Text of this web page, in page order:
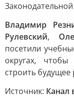
Владимир
Рулевский,
посетили
округах,
строить будущее
Источник: Канал